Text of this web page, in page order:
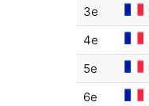
3e
4e
5e
6e